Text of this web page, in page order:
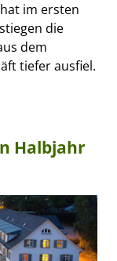
im ersten
die
dem
tiefer ausfiel.
Halbjahr